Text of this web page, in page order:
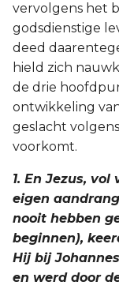
vervolgens het
godsdienstige
deed
hield zich
de drie
ontwikkeling
geslacht
voorkomt.
1. En Jezus,
eigen
nooit hebben
beginnen),
Hij bij
en werd door